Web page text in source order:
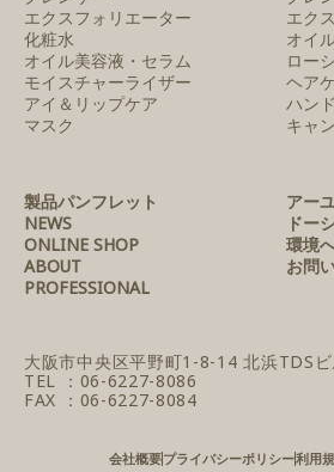
エクスフォリエーター
化粧水
オイル美容液・セラム
モイスチャーライザー
アイ＆リップケア
マスク
エク
オイ
ロー
ヘア
ハン
キャ
製品パンフレット
NEWS
ONLINE SHOP
ABOUT
PROFESSIONAL
アー
ドー
環境
お問
大阪市中央区平野町1-8-14 北浜TDS
TEL ：06-6227-8086
FAX ：06-6227-8084
会社概要プライバシーポリシー利用